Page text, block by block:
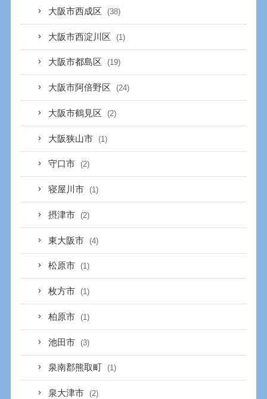
大阪市西成区 (38)
大阪市西淀川区 (1)
大阪市都島区 (19)
大阪市阿倍野区 (24)
大阪市鶴見区 (2)
大阪狭山市 (1)
守口市 (2)
寝屋川市 (1)
摂津市 (2)
東大阪市 (4)
松原市 (1)
枚方市 (1)
柏原市 (1)
池田市 (3)
泉南郡熊取町 (1)
泉大津市 (2)